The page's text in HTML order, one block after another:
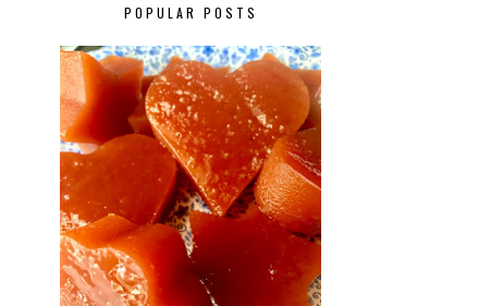
POPULAR POSTS